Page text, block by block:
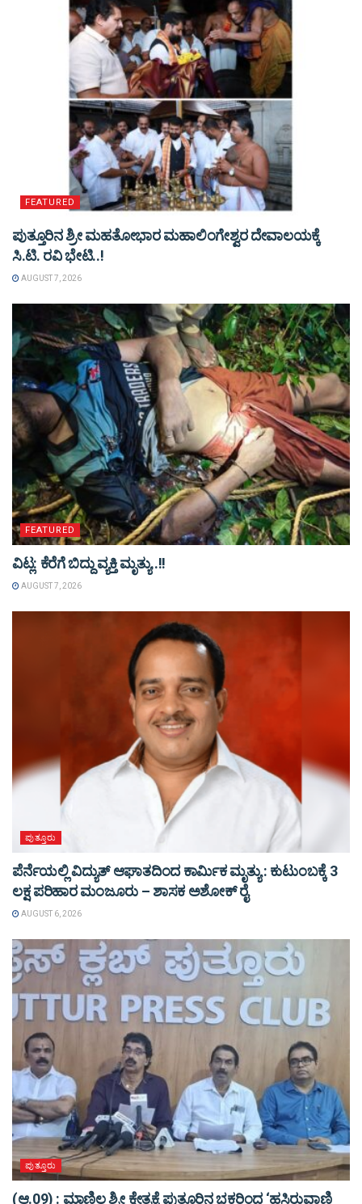
FEATURED
ಪುತ್ತೂರಿನ ಶ್ರೀ ಮಹತೋಭಾರ ಮಹಾಲಿಂಗೇಶ್ವರ ದೇವಾಲಯಕ್ಕೆ
ಸಿ.ಟಿ. ರವಿ ಭೇಟಿ..!
AUGUST 7, 2026
FEATURED
ವಿಟ್ಲ: ಕೆರೆಗೆ ಬಿದ್ದು ವ್ಯಕ್ತಿ ಮೃತ್ಯು..!!
AUGUST 7, 2026
ಪುತ್ತೂರು
ಪೆರ್ನೆಯಲ್ಲಿ ವಿದ್ಯುತ್ ಆಘಾತದಿಂದ ಕಾರ್ಮಿಕ ಮೃತ್ಯು : ಕುಟುಂಬಕ್ಕೆ 3
ಲಕ್ಷ ಪರಿಹಾರ ಮಂಜೂರು – ಶಾಸಕ ಅಶೋಕ್ ರೈ
AUGUST 6, 2026
ಪುತ್ತೂರು
(ಆ.09) : ಮಾಣಿಲ ಶ್ರೀ ಕ್ಷೇತ್ರಕ್ಕೆ ಪುತ್ತೂರಿನ ಭಕ್ತರಿಂದ ‘ಹಸಿರುವಾಣಿ